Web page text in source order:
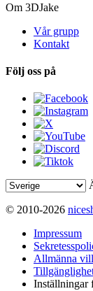
Om 3DJake
Vår grupp
Kontakt
Följ oss på
© 2010-2026
Impressum
Allmänna
Inställningar